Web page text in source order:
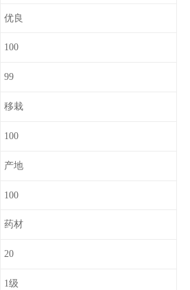
优良
100
99
移栽
100
产地
100
药材
20
1级